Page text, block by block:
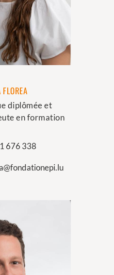
FLOREA
diplômée et
en formation
676 338